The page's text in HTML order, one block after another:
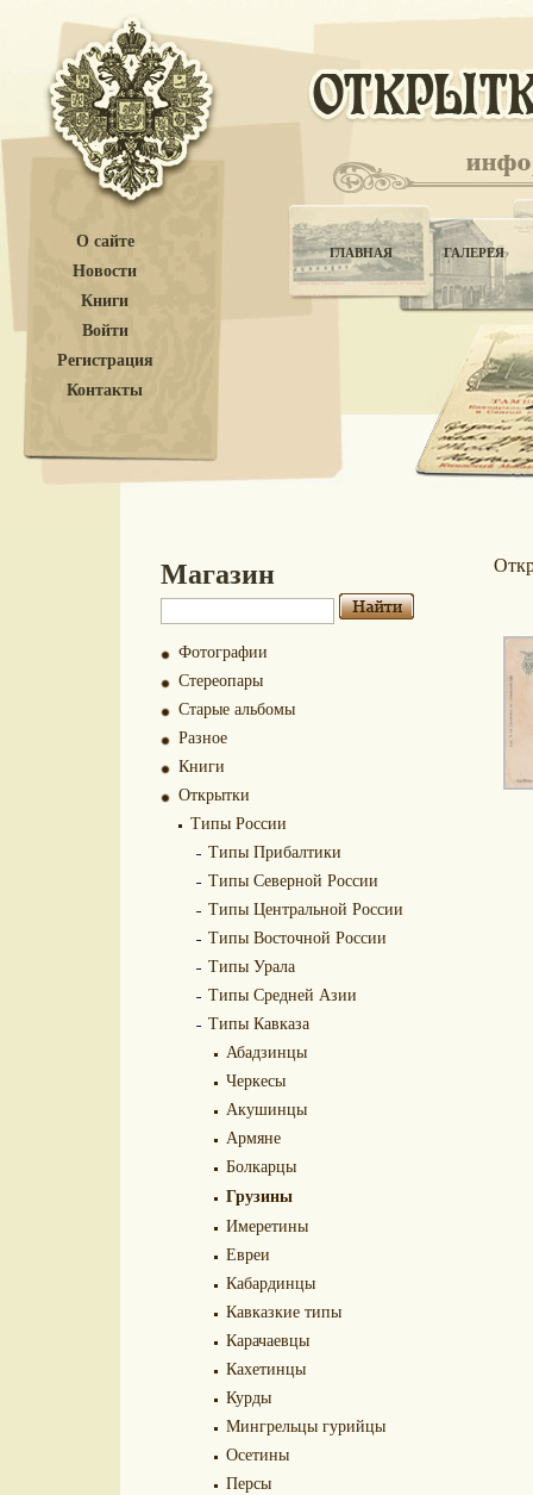
О сайте
Новости
Книги
Войти
Регистрация
Контакты
ГЛАВНАЯ ГАЛЕРЕЯ
Магазин
Фотографии
Стереопары
Старые альбомы
Разное
Книги
Открытки
Типы России
Типы Прибалтики
Типы Северной России
Типы Центральной России
Типы Восточной России
Типы Урала
Типы Средней Азии
Типы Кавказа
Абадзинцы
Черкесы
Акушинцы
Армяне
Болкарцы
Грузины
Имеретины
Евреи
Кабардинцы
Кавказкие типы
Карачаевцы
Кахетинцы
Курды
Мингрельцы гурийцы
Осетины
Персы